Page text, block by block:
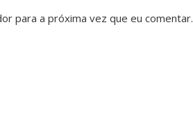
para a próxima vez que eu comentar.